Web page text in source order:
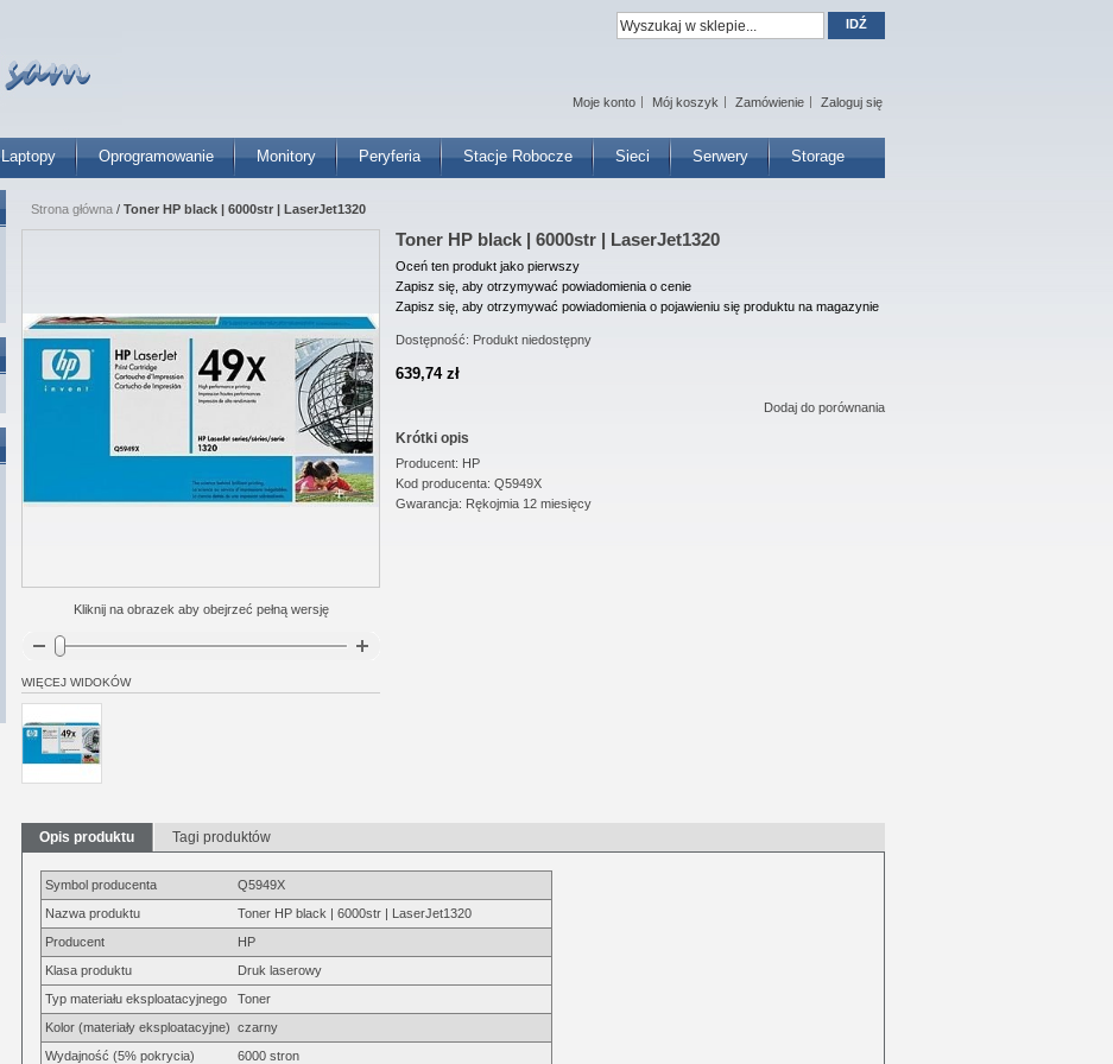
Laptopy Oprogramowanie Monitory Peryferia Stacje Robocze Sieci Serwery Storage
Moje konto Mój koszyk Zamówienie Zaloguj się
IDŹ
Strona główna / Toner HP black | 6000str | LaserJet1320
Toner HP black | 6000str | LaserJet1320
Oceń ten produkt jako pierwszy
Zapisz się, aby otrzymywać powiadomienia o cenie
Zapisz się, aby otrzymywać powiadomienia o pojawieniu się produktu na magazynie
Dostępność: Produkt niedostępny
639,74 zł
Dodaj do porównania
Krótki opis
Producent: HP
Kod producenta: Q5949X
Gwarancja: Rękojmia 12 miesięcy
Kliknij na obrazek aby obejrzeć pełną wersję
WIĘCEJ WIDOKÓW
Opis produktu Tagi produktów
Symbol producenta
Q5949X
Nazwa produktu
Toner HP black | 6000str | LaserJet1320
Producent
HP
Klasa produktu
Druk laserowy
Typ materiału eksploatacyjnego
Toner
Kolor (materiały eksploatacyjne) czarny
Wydajność (5% pokrycia)
6000 stron